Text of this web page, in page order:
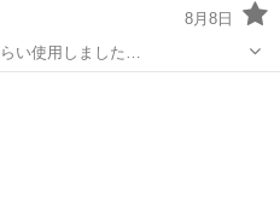
8月8日
い使用しました…